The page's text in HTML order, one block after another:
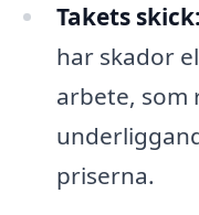
Takets skick:
har skador
arbete, som
priserna.